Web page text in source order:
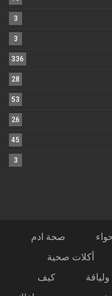
3
3
336
28
53
26
45
3
صحة ادم
أكلات صحية
كيف